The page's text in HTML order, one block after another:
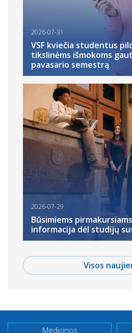
2026-07-31
VSF kviečia studentus
tikslinėms išmokoms
pavasario semestrą
2026-07-29
Būsimiems
informacija dėl studijų
Visos
Medicinos